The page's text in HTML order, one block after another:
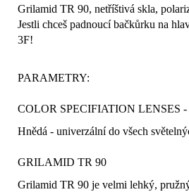
Grilamid TR 90, netříštivá skla,
Jestli chceš padnoucí bačkůrku na
3F!
PARAMETRY:
COLOR SPECIFIATION LENSES
Hnědá - univerzální do všech
GRILAMID TR 90
Grilamid TR 90 je velmi lehký,